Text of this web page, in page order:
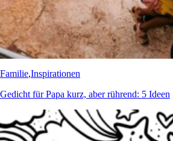
Familie,Inspirationen
Gedicht für Papa kurz, aber rührend: 5 Ideen